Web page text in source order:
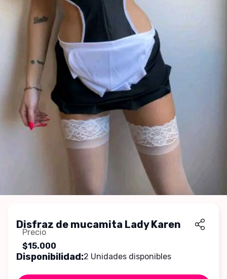
Disfraz de mucamita Lady Karen
Precio
$15.000
Disponibilidad:2 Unidades disponibles